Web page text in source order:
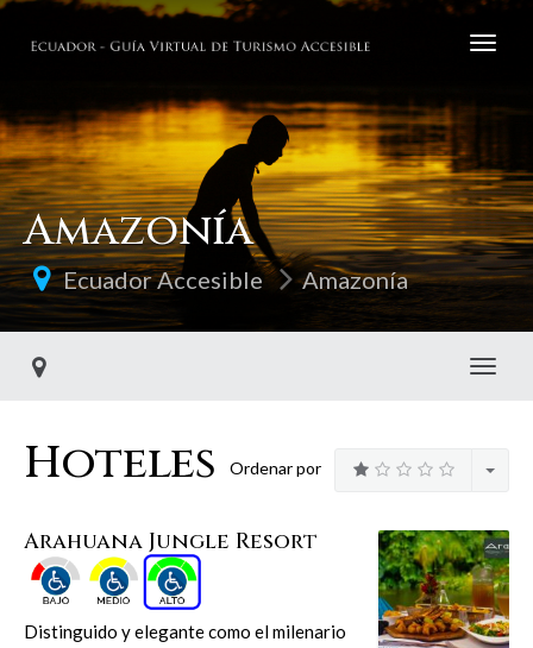
Amazonía
Ecuador Accesible Amazonía
Hoteles Ordenar por
Arahuana Jungle Resort
Distinguido y elegante como el milenario